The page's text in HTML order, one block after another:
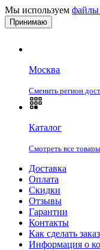
Мы используем файлы
Принимаю
Москва
Сменить регион
Каталог
Смотреть все товары
Доставка
Оплата
Скидки
Отзывы
Гарантии
Контакты
Как сделать заказ
Информация о